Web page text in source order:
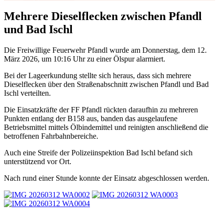
Mehrere Dieselflecken zwischen Pfandl
und Bad Ischl
Die Freiwillige Feuerwehr Pfandl wurde am Donnerstag, dem 12.
März 2026, um 10:16 Uhr zu einer Ölspur alarmiert.
Bei der Lageerkundung stellte sich heraus, dass sich mehrere
Dieselflecken über den Straßenabschnitt zwischen Pfandl und Bad
Ischl verteilten.
Die Einsatzkräfte der FF Pfandl rückten daraufhin zu mehreren
Punkten entlang der B158 aus, banden das ausgelaufene
Betriebsmittel mittels Ölbindemittel und reinigten anschließend die
betroffenen Fahrbahnbereiche.
Auch eine Streife der Polizeiinspektion Bad Ischl befand sich
unterstützend vor Ort.
Nach rund einer Stunde konnte der Einsatz abgeschlossen werden.